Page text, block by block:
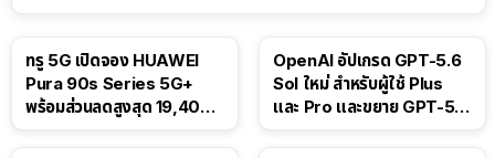
ทรู 5G เปิดจอง HUAWEI
Pura 90s Series 5G+
พร้อมส่วนลดสูงสุด 19,400
OpenAI อัปเกรด GPT-5.6
Sol ใหม่ สำหรับผู้ใช้ Plus
และ Pro และขยาย GPT-5.6